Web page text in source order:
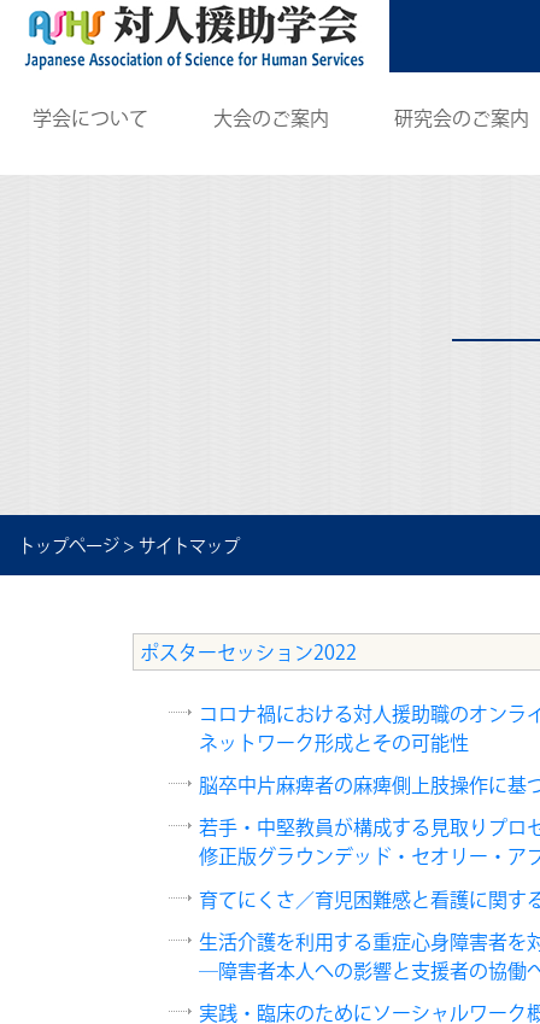
学会について 大会のご案内 研究会のご案内
トップページ > サイトマップ
ポスターセッション2022
コロナ禍における対人援助職のオンラ
ネットワーク形成とその可能性
脳卒中片麻痺者の麻痺側上肢操作に基
若手・中堅教員が構成する見取りプロ
修正版グラウンデッド・セオリー・ア
育てにくさ／育児困難感と看護に関す
生活介護を利用する重症心身障害者を
―障害者本人への影響と支援者の協働
実践・臨床のためにソーシャルワーク